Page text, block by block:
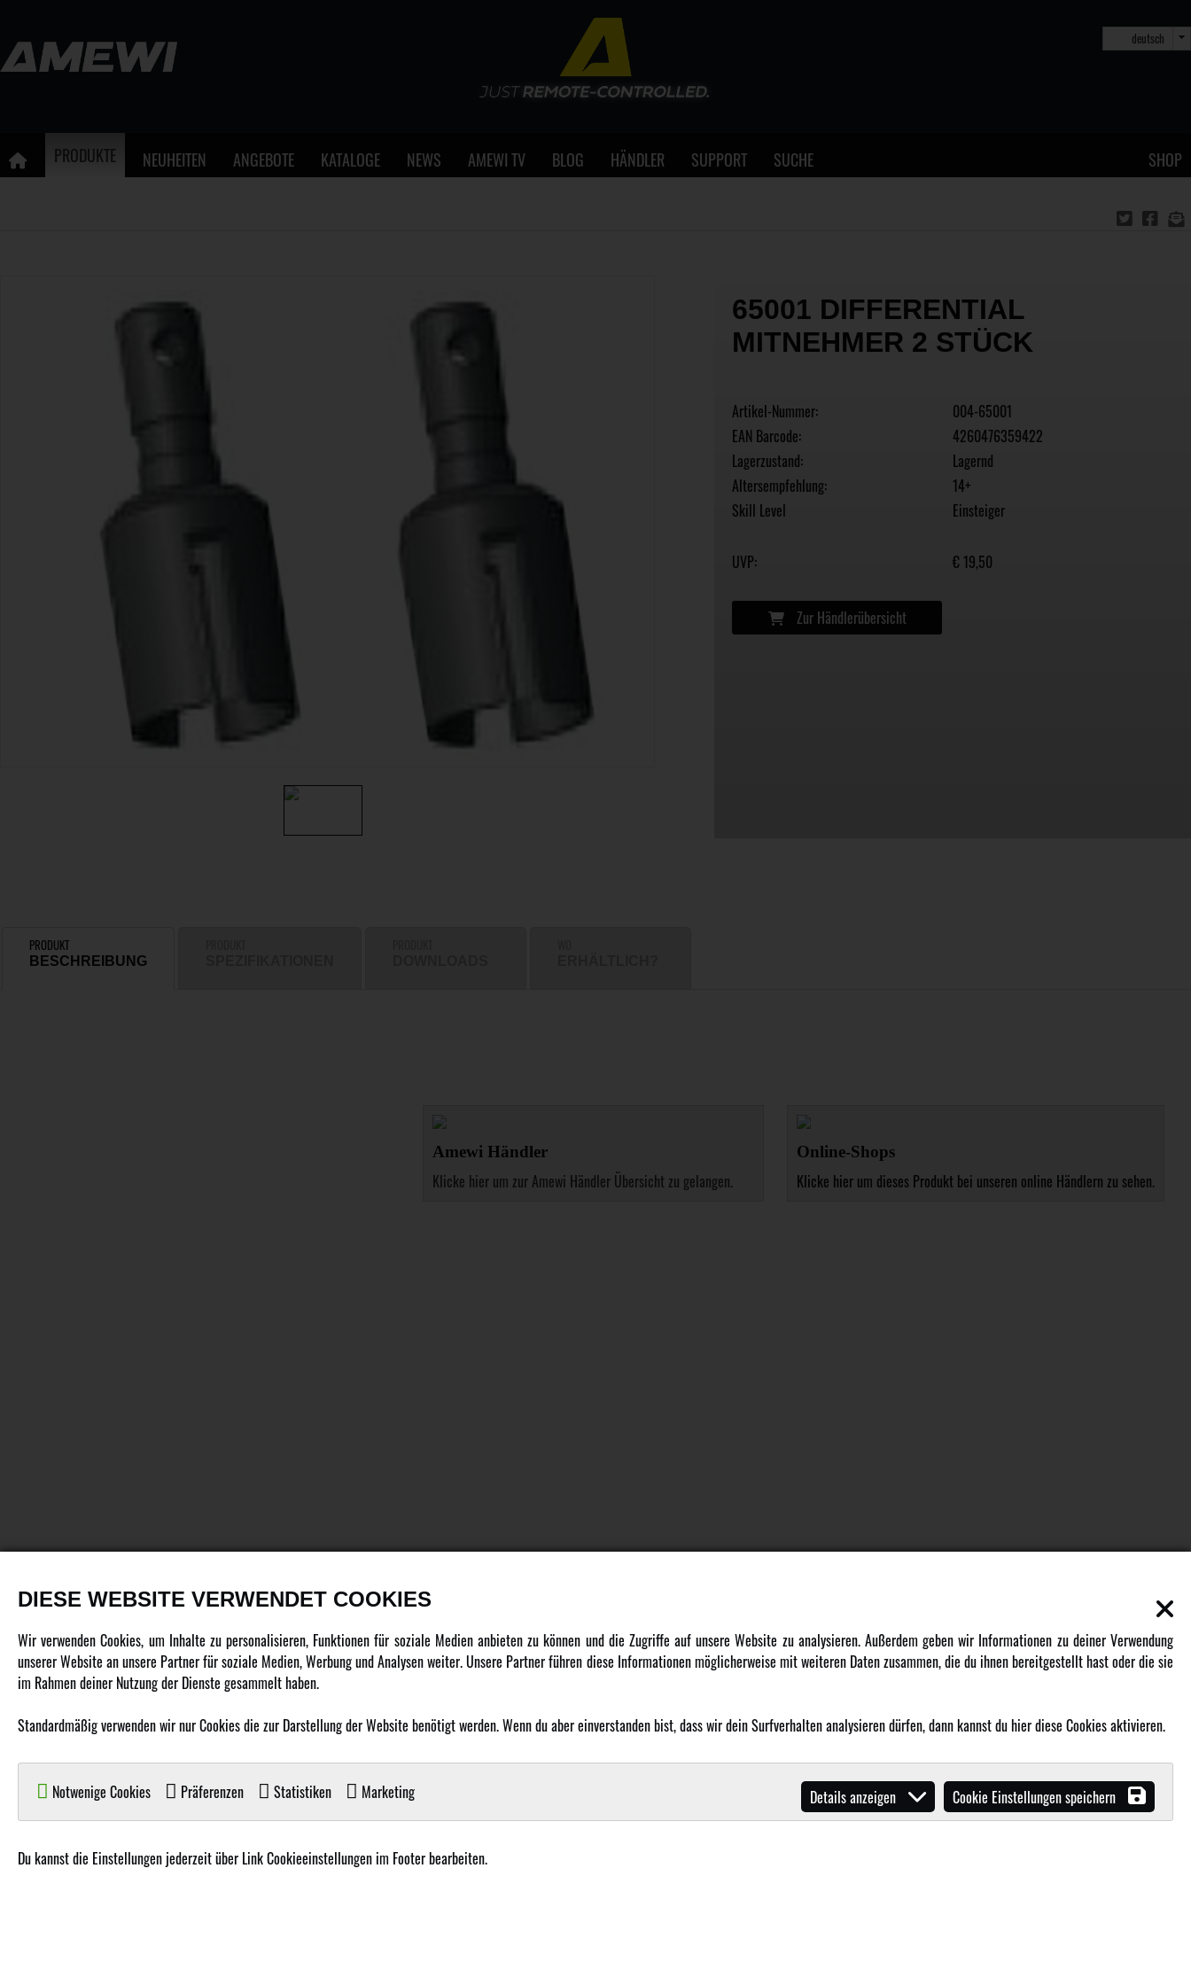
deutsch
PRODUKTE NEUHEITEN ANGEBOTE KATALOGE NEWS AMEWI TV BLOG HÄNDLER SUPPORT SUCHE SHOP
65001 DIFFERENTIAL
MITNEHMER 2 STÜCK
Artikel-Nummer:
004-65001
EAN Barcode:
4260476359422
Lagerzustand:
Lagernd
Altersempfehlung:
14+
Skill Level
Einsteiger
UVP: € 19,50
Zur Händlerübersicht
PRODUKT
BESCHREIBUNG
Amewi Händler
Klicke hier um zur Amewi Händler Übersicht zu gelangen.
Online-Shops
Klicke hier um dieses Produkt bei unseren online Händlern zu sehen.
PRODUKTE
Fahrzeuge in allen Maßstäben
Multikopter in verschiedenen Ausführungen
Boote in verschiedenen Größen
DATENSCHUTZ
LANGUAGE
INFORMATIONEN
Newsletter
Karriere
MEHR VON AMEWI
AMXRacing - Qualitäts RC-Zubehör
Malinos - Die kreative Seite von
Werden Sie Amewi Händler
Amewi B2B-Shop
DIESE WEBSITE VERWENDET COOKIES
Wir verwenden Cookies, um Inhalte zu personalisieren, Funktionen für soziale Medien anbieten zu können und die Zugriffe auf unsere Website zu analysieren. Außerdem geben wir Informationen zu deiner Verwendung
unserer Website an unsere Partner für soziale Medien, Werbung und Analysen weiter. Unsere Partner führen diese Informationen möglicherweise mit weiteren Daten zusammen, die du ihnen bereitgestellt hast oder die sie
im Rahmen deiner Nutzung der Dienste gesammelt haben.
Standardmäßig verwenden wir nur Cookies die zur Darstellung der Website benötigt werden. Wenn du aber einverstanden bist, dass wir dein Surfverhalten analysieren dürfen, dann kannst du hier diese Cookies aktivieren.
Notwenige Cookies Präferenzen Statistiken Marketing Cookie Einstellungen speichern
Details anzeigen
Du kannst die Einstellungen jederzeit über Link Cookieeinstellungen im Footer bearbeiten.